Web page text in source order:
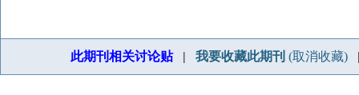
此期刊相关讨论贴| 我要收藏此期刊 (取消收藏)